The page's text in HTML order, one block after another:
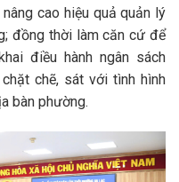
cao hiệu quả quản lý
đồng thời làm căn cứ để
điều hành ngân sách
chẽ, sát với tình hình
bàn phường.